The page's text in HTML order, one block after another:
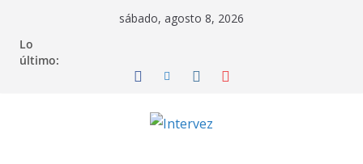
contenido
sábado, agosto 8, 2026
Lo
último: